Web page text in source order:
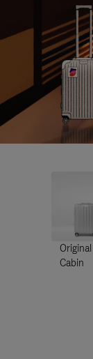
Original
Cabin